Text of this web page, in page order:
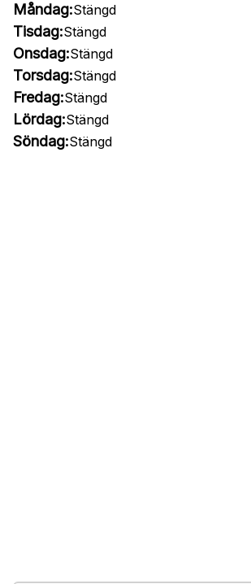
Måndag:Stängd
Tisdag:Stängd
Onsdag:Stängd
Torsdag:Stängd
Fredag:Stängd
Lördag:Stängd
Söndag:Stängd